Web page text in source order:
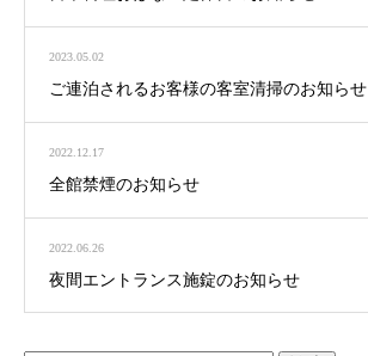
2023.05.02
ご連泊されるお客様の客室清掃のお知らせ
2022.12.17
全館禁煙のお知らせ
2022.06.26
夜間エントランス施錠のお知らせ